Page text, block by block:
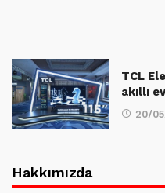
TCL
akıllı
20/
Hakkımızda